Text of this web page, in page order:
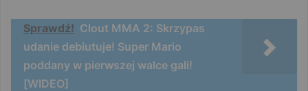
Sprawdź! Clout MMA 2: Skrzypas
udanie debiutuje! Super Mario
poddany w pierwszej walce gali!
[WIDEO]